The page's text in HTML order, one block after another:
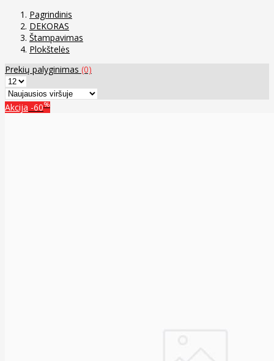
Pagrindinis
DEKORAS
Štampavimas
Plokštelės
Prekių palyginimas (0)
Akcija -60%